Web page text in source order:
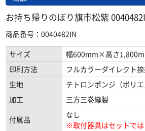
お持ち帰りのぼり旗市松紫
商品番号：0040482IN
サイズ
幅600mm×高さ
印刷方法
フルカラーダイレクト
生地
テトロンポンジ（ポリエ
加工
三方三巻縫製
付属品
なし
※取付器具はセットでは